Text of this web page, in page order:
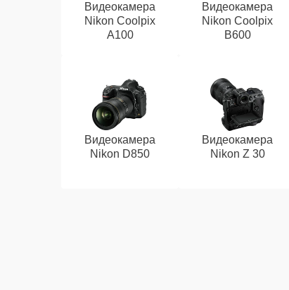
Видеокамера
Nikon Coolpix
A100
Видеокамера
Nikon Coolpix
B600
Видеокамера
Nikon D850
Видеокамера
Nikon Z 30